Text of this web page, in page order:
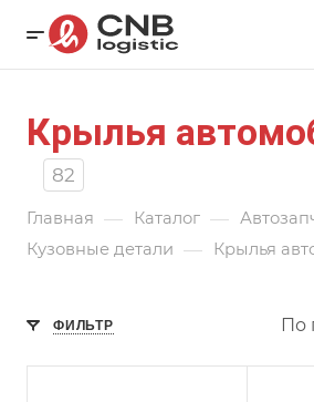
Крылья
82
Главная — Каталог —
Кузовные детали — Крылья
ФИЛЬТР